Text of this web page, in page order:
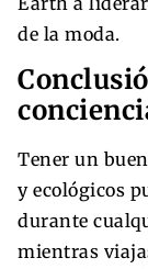
de la moda.
Tener un
y ecológicos
durante
mientras